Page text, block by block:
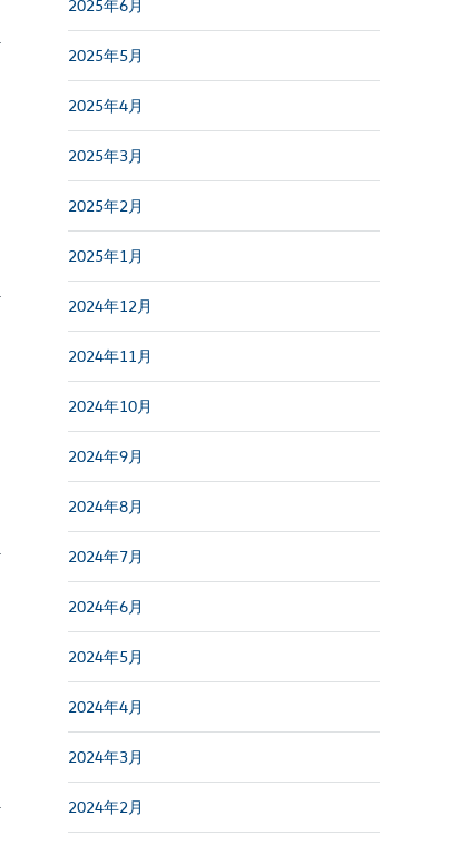
2025年6月
2025年5月
2025年4月
2025年3月
2025年2月
2025年1月
2024年12月
2024年11月
2024年10月
2024年9月
2024年8月
2024年7月
2024年6月
2024年5月
2024年4月
2024年3月
2024年2月